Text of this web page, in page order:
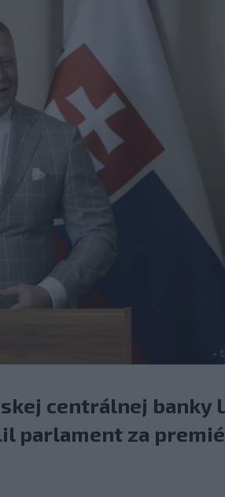
centrálnej banky
parlament za